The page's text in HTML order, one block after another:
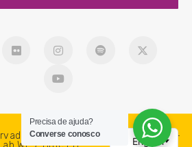
PlanetaBandas © 2018-2026 -
Precisa de ajuda?
Converse conosco